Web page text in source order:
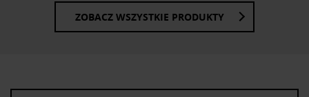
ZOBACZ WSZYSTKIE PRODUKTY